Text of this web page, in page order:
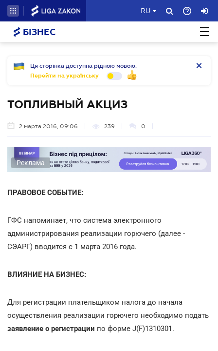
RU
БІЗНЕС
Ця сторінка доступна рідною мовою.
Перейти на українську
ТОПЛИВНЫЙ АКЦИЗ
2 марта 2016, 09:06 239 0
Реклама
ПРАВОВОЕ СОБЫТИЕ:
ГФС напоминает, что система электронного
администрирования реализации горючего (далее -
СЭАРГ) вводится с 1 марта 2016 года.
ВЛИЯНИЕ НА БИЗНЕС:
Для регистрации плательщиком налога до начала
осуществления реализации горючего необходимо подать
заявление о регистрации по форме J(F)1310301.